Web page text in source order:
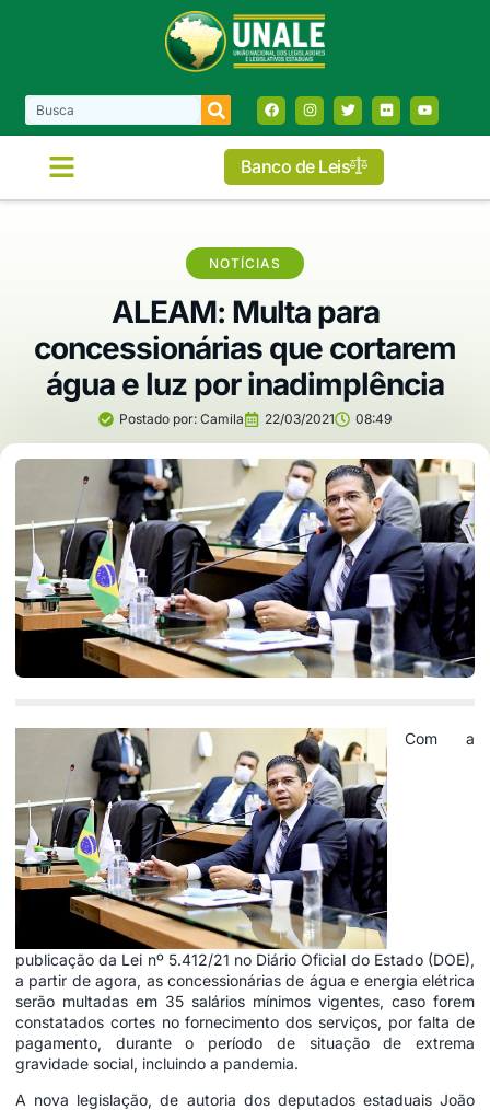
Banco de Leis
NOTÍCIAS
ALEAM: Multa para
concessionárias que cortarem
água e luz por inadimplência
Postado por: Camila 22/03/2021 08:49
Com a
publicação da Lei nº 5.412/21 no Diário Oficial do Estado (DOE),
a partir de agora, as concessionárias de água e energia elétrica
serão multadas em 35 salários mínimos vigentes, caso forem
constatados cortes no fornecimento dos serviços, por falta de
pagamento, durante o período de situação de extrema
gravidade social, incluindo a pandemia.
A nova legislação, de autoria dos deputados estaduais João